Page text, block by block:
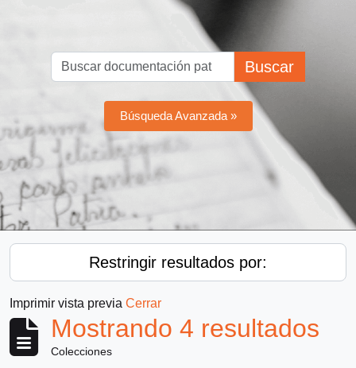
Buscar
Búsqueda Avanzada »
Restringir resultados por:
Imprimir vista previa Cerrar
Mostrando 4 resultados
Colecciones